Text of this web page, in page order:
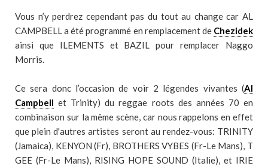
Vous n’y perdrez cependant pas du tout au change car AL
CAMPBELL a été programmé en remplacement de Chezidek
ainsi que ILEMENTS et BAZIL pour remplacer Naggo
Morris.
Ce sera donc l’occasion de voir 2 légendes vivantes (Al
Campbell et Trinity) du reggae roots des années 70 en
combinaison sur la même scène, car nous rappelons en effet
que plein d'autres artistes seront au rendez-vous: TRINITY
(Jamaica), KENYON (Fr), BROTHERS VYBES (Fr-Le Mans), T
GEE (Fr-Le Mans), RISING HOPE SOUND (Italie), et IRIE